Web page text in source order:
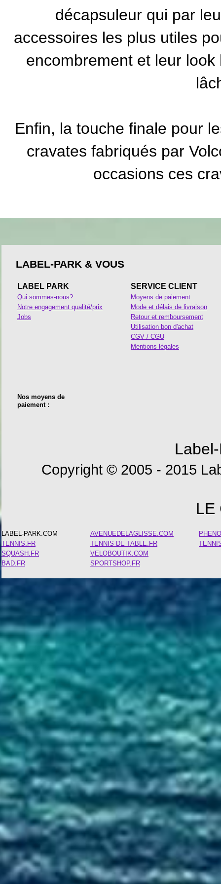
décapsuleur qui par
accessoires les plus utiles
encombrement et leur
Enfin, la touche finale pour
cravates fabriqués par
occasions ces
LABEL-PARK & VOUS
LABEL PARK
Qui sommes-nous?
Notre engagement qualité/prix
Jobs
SERVICE CLIENT
Moyens de paiement
Mode et délais de livraison
Retour et remboursement
Utilisation bon d'achat
CGV / CGU
Mentions légales
Nos moyens de
paiement :
Copyright © 2005 - 2015
LE
LABEL-PARK.COM
TENNIS.FR
SQUASH.FR
BAD.FR
AVENUEDELAGLISSE.COM
TENNIS-DE-TABLE.FR
VELOBOUTIK.COM
SPORTSHOP.FR